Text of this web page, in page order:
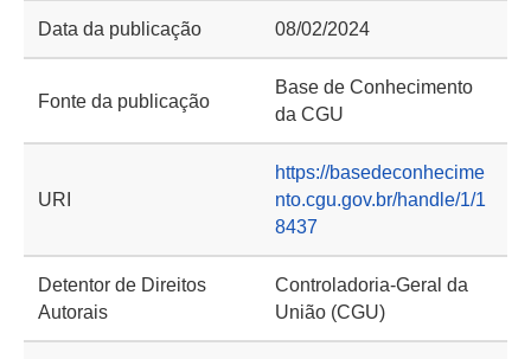
Data da publicação 08/02/2024
Fonte da publicação
Base de Conhecimento
da CGU
URI
https://basedeconhecime
nto.cgu.gov.br/handle/1/1
8437
Detentor de Direitos
Autorais
Controladoria-Geral da
União (CGU)